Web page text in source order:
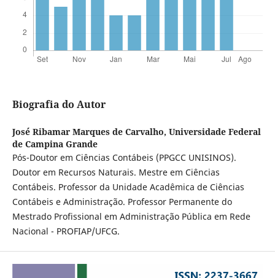
Biografia do Autor
José Ribamar Marques de Carvalho, Universidade Federal
de Campina Grande
Pós-Doutor em Ciências Contábeis (PPGCC UNISINOS).
Doutor em Recursos Naturais. Mestre em Ciências
Contábeis. Professor da Unidade Acadêmica de Ciências
Contábeis e Administração. Professor Permanente do
Mestrado Profissional em Administração Pública em Rede
Nacional - PROFIAP/UFCG.